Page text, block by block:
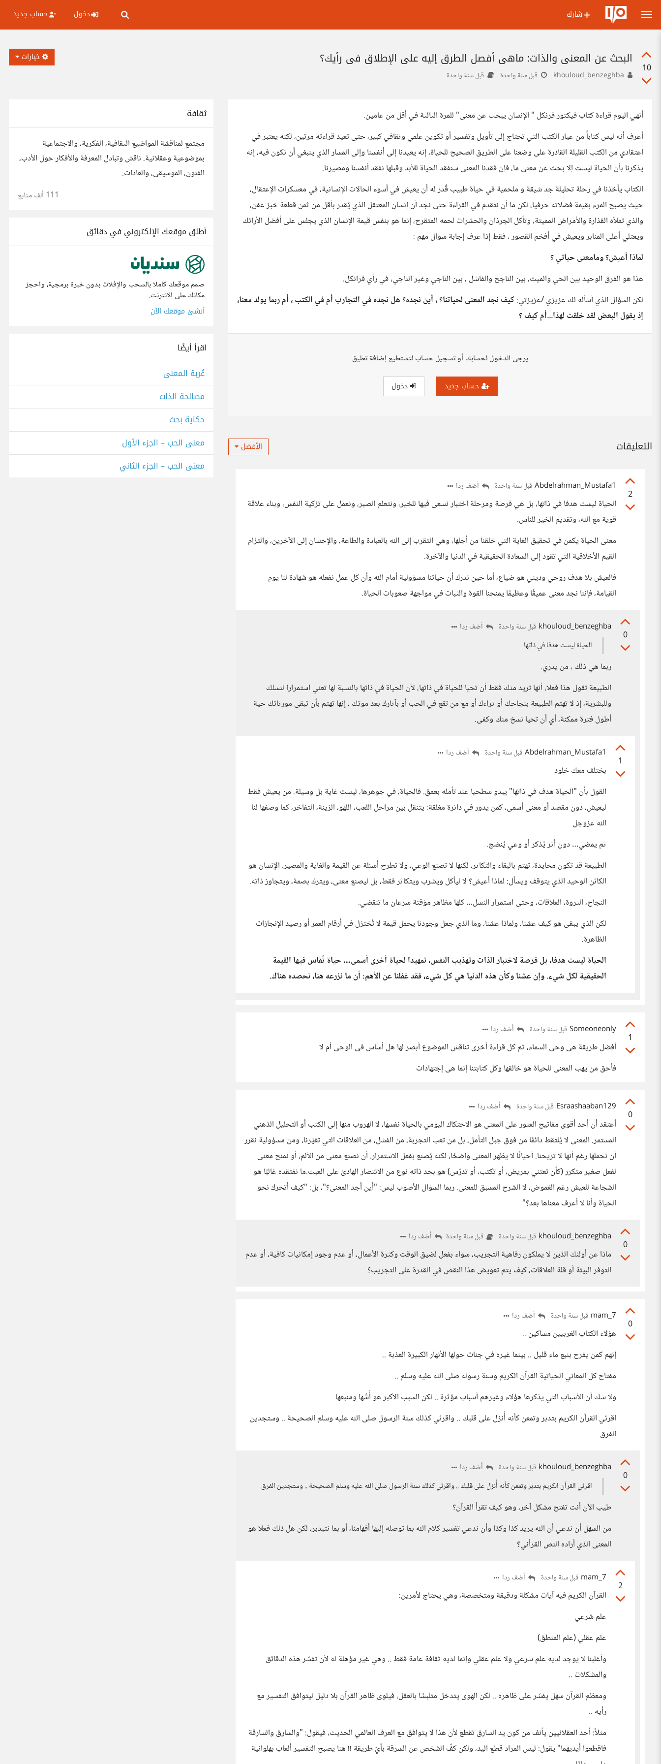
شارك دخول حساب جديد
10
البحث عن المعنى والذات: ماهي أفصل الطرق إليه على الإطلاق في رأيك؟
قبل سنة واحدة قبل سنة واحدة
خيارات
أنهي اليوم قراءة كتاب فيكتور فرنكل " الإنسان يبحث عن معنى" للمرة الثالثة في أقل من عامين.
أعرف أنه ليس كتاباً من عيار الكتب التي تحتاج إلى تأويل وتفسير أو تكوين علمي وثقافي كبير، حتى تعيد قراءته مرتين، لكنه يعتبر في
اعتقادي من الكتب القليلة القادرة على وضعنا على الطريق الصحيح للحياة، إنه يعيدنا إلى أنفسنا وإلى المسار الذي ينبغي أن نكون فيه، إنه
يذكرنا بأن الحياة ليست إلا بحث عن معنى ما، فإن فقدنا المعنى سنفقد الحياة للأبد وقبلها نفقد أنفسنا ومصيرنا.
الكتاب يأخذنا في رحلة تحليلة جد شيقة و ملحمية في حياة طبيب قٌدر له أن يعيش في أسوء الحالات الإنسانية، في معسكرات الإعتقال،
حيث يصبح المرء بقيمة فضلاته حرفيا، لكن ما أن نتقدم في القراءة حتى نجد أن إنسان المعتقل الذي يٌقدر بأقل من ثمن قطعة خبز عفن،
والذي تملأه القذارة والأمراض المميتة، وتأكل الجرذان والحشرات لحمه المتقرح، إنما هو بنفس قيمة الإنسان الذي يجلس على أفضل الأرائك
ويعتلي أعلى المنابر ويعيش في أفخم القصور ، فقط إذا عرف إجابة سؤال مهم :
لماذا أعيش؟ ومامعنى حياتي ؟
هذا هو الفرق الوحيد بين الحي والميت، بين الناجح والفاشل ، بين الناجي وغير الناجي، في رأي فرانكل.
لكن السؤال الذي أسأله لك عزيزي /عزيزتي:كيف نجد المعنى لحياتنا؟ ، أين نجده؟ هل نجده في التجارب أم في الكتب ، أم ربما يولد معنا،
إذ يقول البعض لقد خلقت لهذا...أم كيف ؟
يرجى الدخول لحسابك أو تسجيل حساب لتستطيع إضافة تعليق
حساب جديد دخول
التعليقات الأفضل
2
Abdelrahman_Mustafa1 قبل سنة واحدة أضف ردا
الحياة ليست هدفا في ذاتها، بل هي فرصة ومرحلة اختبار نسعى فيها للخير، ونتعلم الصبر، ونعمل على تزكية النفس، وبناء علاقة
قوية مع الله، وتقديم الخير للناس.
معنى الحياة يكمن في تحقيق الغاية التي خلقنا من أجلها، وهي التقرب إلى الله بالعبادة والطاعة، والإحسان إلى الآخرين، والتزام
القيم الأخلاقية التي تقود إلى السعادة الحقيقية في الدنيا والآخرة.
فالعيش بلا هدف روحي وديني هو ضياع، أما حين ندرك أن حياتنا مسؤولية أمام الله وأن كل عمل نفعله هو شهادة لنا يوم
القيامة، فإننا نجد معنى عميقًا وعظيمًا يمنحنا القوة والثبات في مواجهة صعوبات الحياة.
0
khouloud_benzeghba قبل سنة واحدة
أضف ردا
الحياة ليست هدفا في ذاتها
ربما هي ذلك ، من يدري.
الطبيعة تقول هذا فعلا، أنها تريد منك فقط أن تحيا للحياة في ذاتها، لأن الحياة في ذاتها بالنسبة لها تعني استمرارا لنسلك
وللبشرية، إذ لا تهتم الطبيعة بنجاحك أو ثراءك أو مع من تقع في الحب أو بآثارك بعد موتك ، إنها تهتم بأن تبقى مورثاتك حية
أطول فترة ممكنة، أي أن تحيا نسخ منك وكفى.
1
Abdelrahman_Mustafa1 قبل سنة واحدة أضف ردا
بختلف معك خلود
القول بأن "الحياة هدف في ذاتها" يبدو سطحيا عند تأمله بعمق. فالحياة، في جوهرها، ليست غاية بل وسيلة. من يعيش فقط
ليعيش، دون مقصد أو معنى أسمى، كمن يدور في دائرة مغلقة: يتنقل بين مراحل اللعب، اللهو، الزينة، التفاخر، كما وصفها لنا
الله عزوجل
ثم يمضي… دون أثر يُذكر أو وعي يُنضج.
الطبيعة قد تكون محايدة، تهتم بالبقاء والتكاثر، لكنها لا تصنع الوعي، ولا تطرح أسئلة عن القيمة والغاية والمصير. الإنسان هو
الكائن الوحيد الذي يتوقف ويسأل: لماذا أعيش؟ لا ليأكل ويشرب ويتكاثر فقط، بل ليصنع معنى، ويترك بصمة، ويتجاوز ذاته.
النجاح، الثروة، العلاقات، وحتى استمرار النسل… كلها مظاهر مؤقتة سرعان ما تنقضي.
لكن الذي يبقى هو كيف عشنا، ولماذا عشنا، وما الذي جعل وجودنا يحمل قيمة لا تُختزل في أرقام العمر أو رصيد الإنجازات
الظاهرة.
الحياة ليست هدفا، بل فرصة لاختبار الذات وتهذيب النفس، تمهيدا لحياة أخرى أسمى… حياة تُقاس فيها القيمة
الحقيقية لكل شيء. وإن عشنا وكأن هذه الدنيا هي كل شيء، فقد غفلنا عن الأهم: أن ما نزرعه هنا، نحصده هناك.
1
Someoneonly قبل سنة واحدة أضف ردا
أفضل طريقة هى وحى السماء، ثم كل قراءة أخرى تناقش الموضوع أبصر لها هل أساس فى الوحى أم لا
فأحق من يهب المعنى للحياة هو خالقها وكل كتابتنا إنما هى إجتهادات
0
Esraashaaban129 قبل سنة واحدة أضف ردا
أعتقد أن أحد أقوى مفاتيح العثور على المعنى هو الاحتكاك اليومي بالحياة نفسها، لا الهروب منها إلى الكتب أو التحليل الذهني
المستمر. المعنى لا يُلتقط دائمًا من فوق جبل التأمل، بل من تعب التجربة، من الفشل، من العلاقات التي تغيّرنا، ومن مسؤولية نقرر
أن نحملها رغم أنها لا تريحنا. أحيانًا لا يظهر المعنى واضحًا، لكنه يُصنع بفعل الاستمرار. أن نصنع معنى من الألم، أو نمنح معنى
لفعل صغير متكرر (كأن تعتني بمريض، أو تكتب، أو تدرّس) هو بحد ذاته نوع من الانتصار الهادئ على العبث.ما نفتقده غالبًا هو
الشجاعة للعيش رغم الغموض، لا الشرح المسبق للمعنى. ربما السؤال الأصوب ليس: "أين أجد المعنى؟"، بل: "كيف أتحرك نحو
الحياة وأنا لا أعرف معناها بعد؟"
0
khouloud_benzeghba قبل سنة واحدة قبل سنة واحدة أضف ردا
ماذا عن أولئك الذين لا يملكون رفاهية التجريب، سواء بفعل لضيق الوقت وكثرة الأعمال، أو عدم وجود إمكانيات كافية، أو عدم
التوفر البيئة أو قلة العلاقات، كيف يتم تعويض هذا النقص في القدرة على التجريب؟
0
mam_7 قبل سنة واحدة أضف ردا
هؤلاء الكتاب الغربيين مساكين ..
إنهم كمن يفرح بنبع ماء قليل .. بينما غيره في جنات حولها الأنهار الكبيرة العذبة ..
مفتاح كل المعاني الحياتية القرآن الكريم وسنة رسوله صلى الله عليه وسلم ..
ولا شك أن الأسباب التي يذكرها هؤلاء وغيرهم أسباب مؤثرة .. لكن السبب الأكبر هو أُسُّها ومنبعها
اقرئي القرآن الكريم بتدبر وتمعن كأنه أُنزل على قلبك .. واقرئي كذلك سنة الرسول صلى الله عليه وسلم الصحيحة .. وستجدين
الفرق
0
khouloud_benzeghba قبل سنة واحدة
أضف ردا
اقرئي القرآن الكريم بتدبر وتمعن كأنه أُنزل على قلبك .. واقرئي كذلك سنة الرسول صلى الله عليه وسلم الصحيحة .. وستجدين الفرق
طيب الآن أنت تفتح مشكل آخر، وهو كيف تقرأ القرآن؟
من السهل أن ندعي أن الله يريد كذا وكذا وأن ندعي تفسير كلام الله بما توصله إليها أفهامنا، أو بما نتبدبر، لكن هل ذلك فعلا هو
المعنى الذي أراده النص القرأني؟
2
mam_7 قبل سنة واحدة أضف ردا
القرآن الكريم فيه آيات مشكلة ودقيقة ومتخصصة، وهي يحتاج لأمرين:
علم شرعي
علم عقلي (علم المنطق)
وأغلبنا لا يوجد لديه علم شرعي ولا علم عقلي وإنما لديه ثقافة عامة فقط .. وهي غير مؤهلة له لأن تفسّر هذه الدقائق
والمشكلات ..
ومعظم القرآن سهل يفسّر على ظاهره .. لكن الهوى يتدخل متلبسًا بالعقل، فيلوى ظاهر القرآن بلا دليل ليتوافق التفسير مع
رأيه ..
مثلاً: أحد العقلانيين يأنف من كون يد السارق تقطع لأن هذا لا يتوافق مع العرف العالمي الحديث، فيقول: "والسارق والسارقة
فاقطعوا أيديهما" يقول: ليس المراد قطع اليد، ولكن كفّ الشخص عن السرقة بأيّ طريقة !! هنا يصبح التفسير ألعاب بهلوانية
ثقافة
مجتمع لمناقشة المواضيع الثقافية، الفكرية، والاجتماعية
بموضوعية وعقلانية. ناقش وتبادل المعرفة والأفكار حول الأدب،
الفنون، الموسيقى، والعادات.
111 ألف متابع
أطلق موقعك الإلكتروني في دقائق
صمم موقعك كاملا بالسحب والإفلات بدون خبرة برمجية، واحجز
مكانك على الإنترنت.
أنشئ موقعك الآن
اقرأ أيضًا
غُربة المعنى
مصالحة الذات
حكاية بحث
معنى الحب – الجزء الأول
معنى الحب – الجزء الثاني